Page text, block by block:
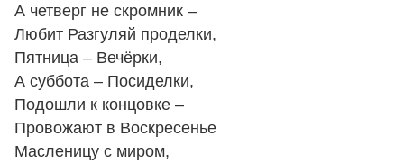
А четверг не скромник –
Любит Разгуляй проделки,
Пятница – Вечёрки,
А суббота – Посиделки,
Подошли к концовке –
Провожают в Воскресенье
Масленицу с миром,